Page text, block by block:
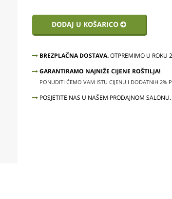
DODAJ U KOŠARICO
BREZPLAČNA DOSTAVA.OTPREMIMO U ROKU
GARANTIRAMO NAJNIŽE CIJENE ROŠTILJA!
PONUDITI ĆEMO VAM ISTU CIJENU I DODATNIH 2%
POSJETITE NAS U NAŠEM PRODAJNOM SALONU.